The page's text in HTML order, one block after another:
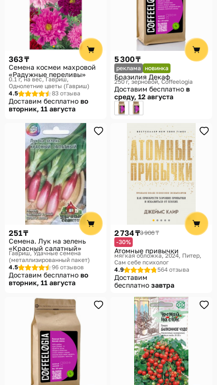
363 ₸
Семена космеи махровой
«Радужные переливы»
0.1 г, на вес Гавриш,
Однолетние цветы (Гавриш)
4.5
83 отзыва
Доставим бесплатно во
вторник, 11 августа
5 300 ₸
реклама новинка
Бразилия Декаф
250 г, зерновой Coffeelogia
Доставим бесплатно в
среду, 12 августа
251 ₸
Семена. Лук на зелень
«Красный салатный»
Гавриш, Удачные семена
(металлизированный пакет)
4.5
96 отзывов
Доставим бесплатно во
вторник, 11 августа
2 734 ₸3 906 ₸
-30%
Атомные привычки
мягкая обложка, 2024 Питер,
Сам себе психолог
4.9
564 отзыва
Доставим
бесплатно завтра